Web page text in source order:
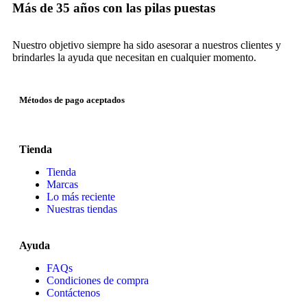
Más de 35 años con las pilas puestas
Nuestro objetivo siempre ha sido asesorar a nuestros clientes y
brindarles la ayuda que necesitan en cualquier momento.
Métodos de pago aceptados
Tienda
Tienda
Marcas
Lo más reciente​
Nuestras tiendas​
Ayuda
FAQs
Condiciones de compra
Contáctenos